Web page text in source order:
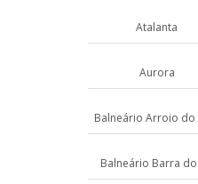
Atalanta
Aurora
Balneário Arroio do
Balneário Barra do